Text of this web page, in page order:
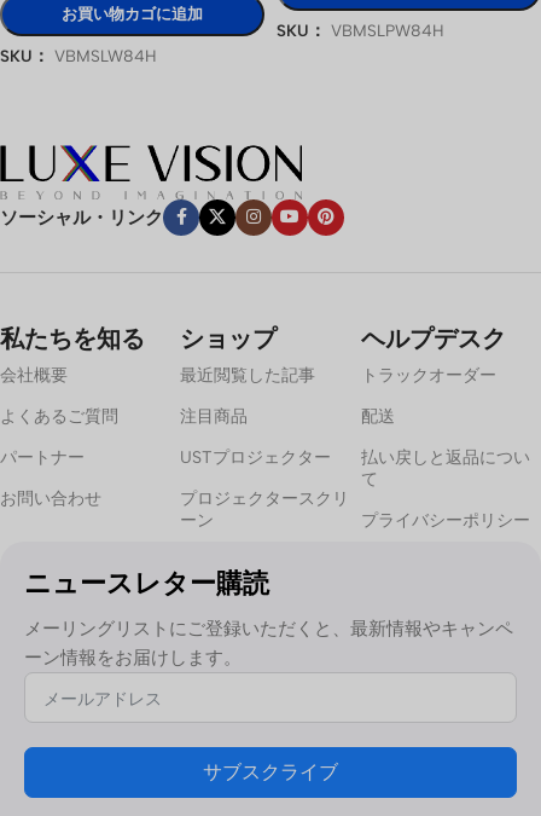
お買い物カゴに追加
SKU： VBMSLW84H
SKU： VBMSLPW84H
ソーシャル・リンク
私たちを知る
会社概要
よくあるご質問
パートナー
お問い合わせ
ショップ
最近閲覧した記事
注目商品
USTプロジェクター
プロジェクタースクリ
ーン
ヘルプデスク
トラックオーダー
配送
払い戻しと返品につい
て
プライバシーポリシー
ニュースレター購読
メーリングリストにご登録いただくと、最新情報やキャンペ
ーン情報をお届けします。
サブスクライブ